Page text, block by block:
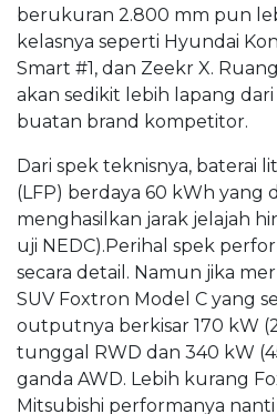
berukuran 2.800 mm pun
kelasnya seperti Hyundai
Smart #1, dan Zeekr X.
akan sedikit lebih lapang
buatan brand kompetitor.
Dari spek teknisnya, baterai
(LFP) berdaya 60 kWh yang
menghasilkan jarak jelajah
uji NEDC).Perihal spek
secara detail. Namun jika
SUV Foxtron Model C yang
outputnya berkisar 170 kW
tunggal RWD dan 340 kW
ganda AWD. Lebih kurang
Mitsubishi performanya